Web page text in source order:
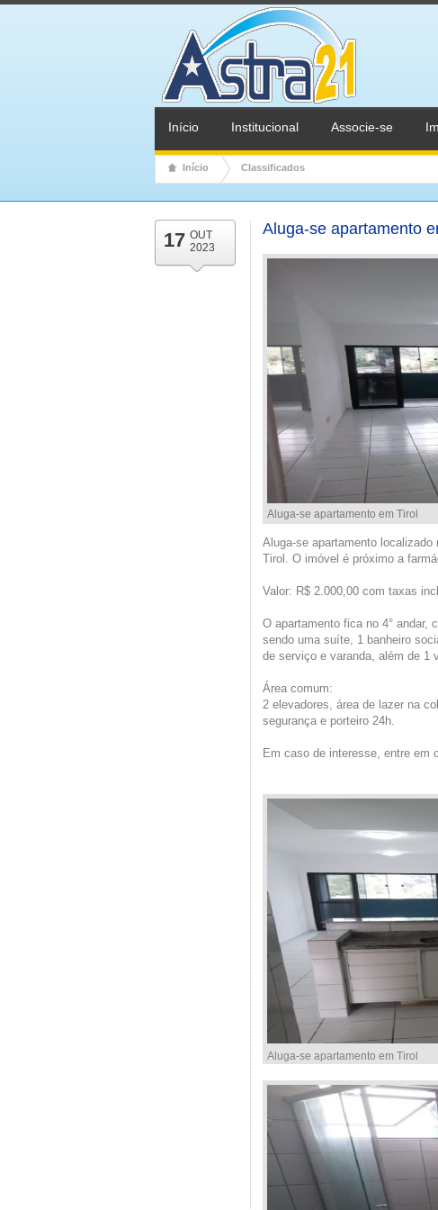
Início Institucional Associe-se
Início Classificados
17 OUT
2023
Aluga-se apartamento
Aluga-se apartamento em Tirol
Aluga-se apartamento
Tirol. O imóvel é próximo a
Valor: R$ 2.000,00 com taxas
O apartamento fica no 4° andar,
sendo uma suíte, 1 banheiro
de serviço e varanda, além de 1
Área comum:
2 elevadores, área de lazer na
segurança e porteiro 24h.
Em caso de interesse, entre em
Aluga-se apartamento em Tirol